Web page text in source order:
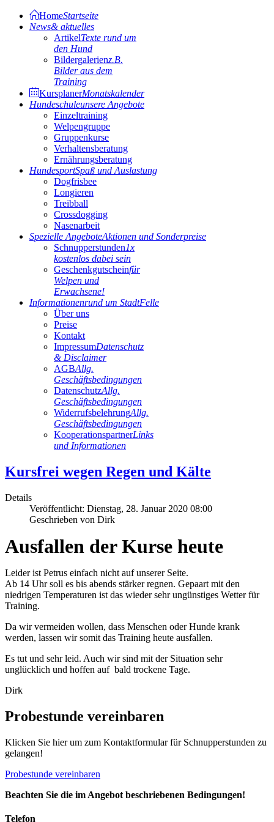
HomeStartseite
News& aktuelles
ArtikelTexte rund um
den Hund
Bildergalerienz.B.
Bilder aus dem
Training
KursplanerMonatskalender
Hundeschuleunsere Angebote
Einzeltraining
Welpengruppe
Gruppenkurse
Verhaltensberatung
Ernährungsberatung
HundesportSpaß und Auslastung
Dogfrisbee
Longieren
Treibball
Crossdogging
Nasenarbeit
Spezielle AngeboteAktionen und Sonderpreise
Schnupperstunden1x
kostenlos dabei sein
Geschenkgutscheinfür
Welpen und
Erwachsene!
Informationenrund um StadtFelle
Über uns
Preise
Kontakt
ImpressumDatenschutz
& Disclaimer
AGBAllg.
Geschäftsbedingungen
DatenschutzAllg.
Geschäftsbedingungen
WiderrufsbelehrungAllg.
Geschäftsbedingungen
KooperationspartnerLinks
und Informationen
Kursfrei wegen Regen und Kälte
Details
Veröffentlicht: Dienstag, 28. Januar 2020 08:00
Geschrieben von Dirk
Ausfallen der Kurse heute
Leider ist Petrus einfach nicht auf unserer Seite.
Ab 14 Uhr soll es bis abends stärker regnen. Gepaart mit den
niedrigen Temperaturen ist das wieder sehr ungünstiges Wetter für
Training.
Da wir vermeiden wollen, dass Menschen oder Hunde krank
werden, lassen wir somit das Training heute ausfallen.
Es tut und sehr leid. Auch wir sind mit der Situation sehr
unglücklich und hoffen auf bald trockene Tage.
Dirk
Probestunde vereinbaren
Klicken Sie hier um zum Kontaktformular für Schnupperstunden zu
gelangen!
Probestunde vereinbaren
Beachten Sie die im Angebot beschriebenen Bedingungen!
Telefon